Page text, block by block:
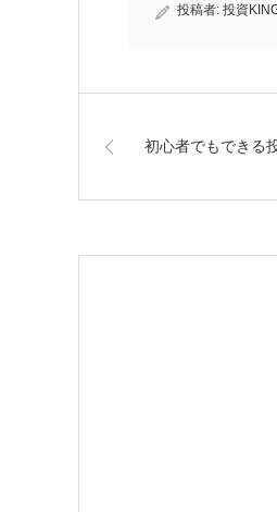
投稿者: 投資
初心者でもできる